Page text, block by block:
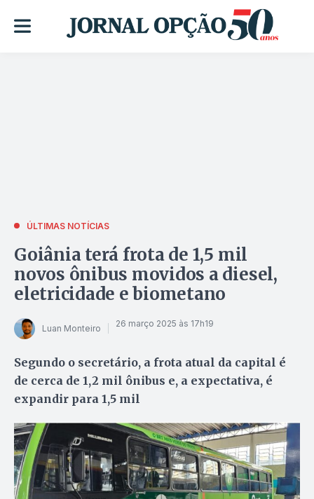
ÚLTIMAS NOTÍCIAS
Goiânia terá frota de 1,5 mil
novos ônibus movidos a diesel,
eletricidade e biometano
Luan Monteiro 26 março 2025 às 17h19
Segundo o secretário, a frota atual da capital é
de cerca de 1,2 mil ônibus e, a expectativa, é
expandir para 1,5 mil